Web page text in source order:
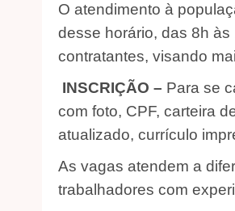
O atendimento à
desse horário, das 8h
contratantes, visando
INSCRIÇÃO – Para se
com foto, CPF, carteira
atualizado, currículo
As vagas atendem a
trabalhadores com